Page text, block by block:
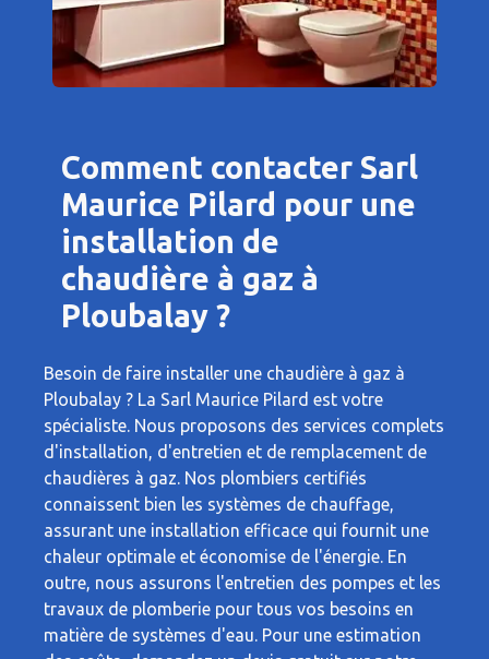
Comment contacter Sarl
Maurice Pilard pour une
installation de
chaudière à gaz à
Ploubalay ?
Besoin de faire installer une chaudière à gaz à
Ploubalay ? La Sarl Maurice Pilard est votre
spécialiste. Nous proposons des services complets
d'installation, d'entretien et de remplacement de
chaudières à gaz. Nos plombiers certifiés
connaissent bien les systèmes de chauffage,
assurant une installation efficace qui fournit une
chaleur optimale et économise de l'énergie. En
outre, nous assurons l'entretien des pompes et les
travaux de plomberie pour tous vos besoins en
matière de systèmes d'eau. Pour une estimation